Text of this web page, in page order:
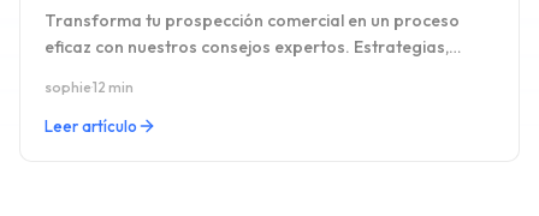
Transforma tu prospección comercial en un proceso
eficaz con nuestros consejos expertos. Estrategias,
sophie·12 min
Leer artículo